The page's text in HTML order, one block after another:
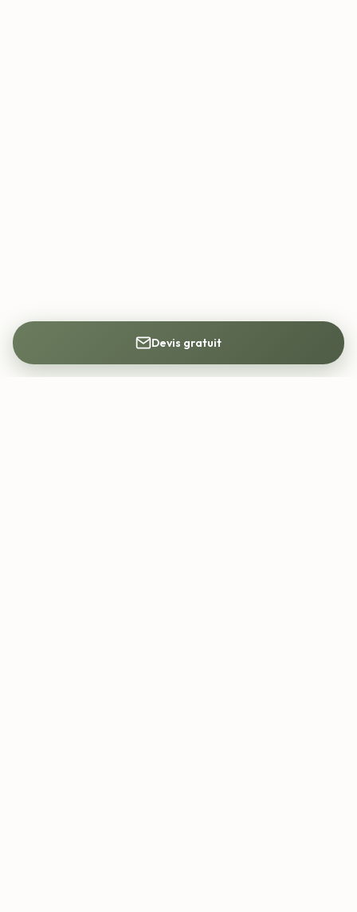
Devis gratuit